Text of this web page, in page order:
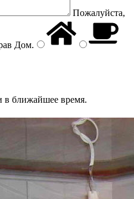
Пожалуйста,
Дом.
в ближайшее время.